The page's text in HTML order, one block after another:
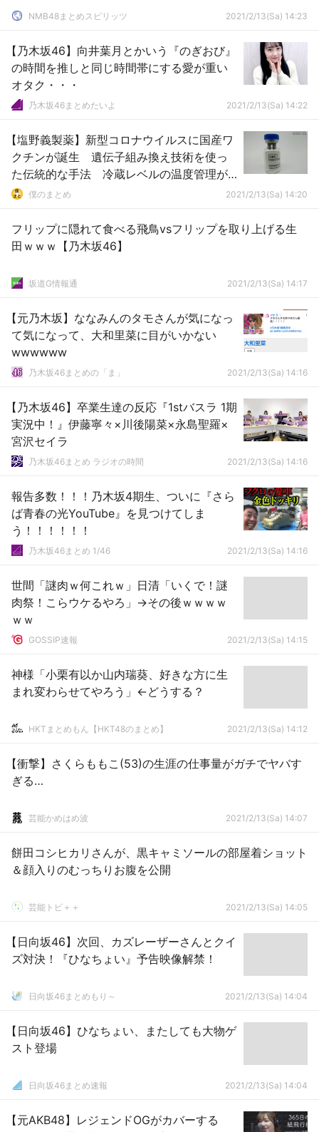
NMB48まとめスピリッツ 2021/2/13(Sa) 14:23
【乃木坂46】向井葉月とかいう『のぎおび』
の時間を推しと同じ時間帯にする愛が重い
オタク・・・
乃木坂46まとめたいよ 2021/2/13(Sa) 14:22
【塩野義製薬】新型コロナウイルスに国産ワ
クチンが誕生 遺伝子組み換え技術を使っ
た伝統的な手法 冷蔵レベルの温度管理が
可能 変異への対応も
僕のまとめ 2021/2/13(Sa) 14:20
フリップに隠れて食べる飛鳥vsフリップを取り上げる生
田ｗｗｗ【乃木坂46】
坂道G情報通 2021/2/13(Sa) 14:17
【元乃木坂】ななみんのタモさんが気になっ
て気になって、大和里菜に目がいかない
wwwwww
乃木坂46まとめの「ま」 2021/2/13(Sa) 14:16
【乃木坂46】卒業生達の反応『1stバスラ 1期
実況中！』伊藤寧々×川後陽菜×永島聖羅×
宮沢セイラ
乃木坂46まとめ ラジオの時間 2021/2/13(Sa) 14:16
報告多数！！！乃木坂4期生、ついに『さら
ば青春の光YouTube』を見つけてしま
う！！！！！！
乃木坂46まとめ 1/46 2021/2/13(Sa) 14:16
世間「謎肉ｗ何これｗ」日清「いくで！謎
肉祭！こらウケるやろ」→その後ｗｗｗｗ
ｗｗ
GOSSIP速報 2021/2/13(Sa) 14:15
神様「小栗有以か山内瑞葵、好きな方に生
まれ変わらせてやろう」←どうする？
HKTまとめもん【HKT48のまとめ】 2021/2/13(Sa) 14:12
【衝撃】さくらももこ(53)の生涯の仕事量がガチでヤバす
ぎる…
芸能かめはめ波 2021/2/13(Sa) 14:07
餅田コシヒカリさんが、黒キャミソールの部屋着ショット
＆顔入りのむっちりお腹を公開
芸能トピ＋＋ 2021/2/13(Sa) 14:05
【日向坂46】次回、カズレーザーさんとクイ
ズ対決！『ひなちょい』予告映像解禁！
日向坂46まとめもり～ 2021/2/13(Sa) 14:04
【日向坂46】ひなちょい、またしても大物ゲ
スト登場
日向坂46まとめ速報 2021/2/13(Sa) 14:04
【元AKB48】レジェンドOGがカバーする